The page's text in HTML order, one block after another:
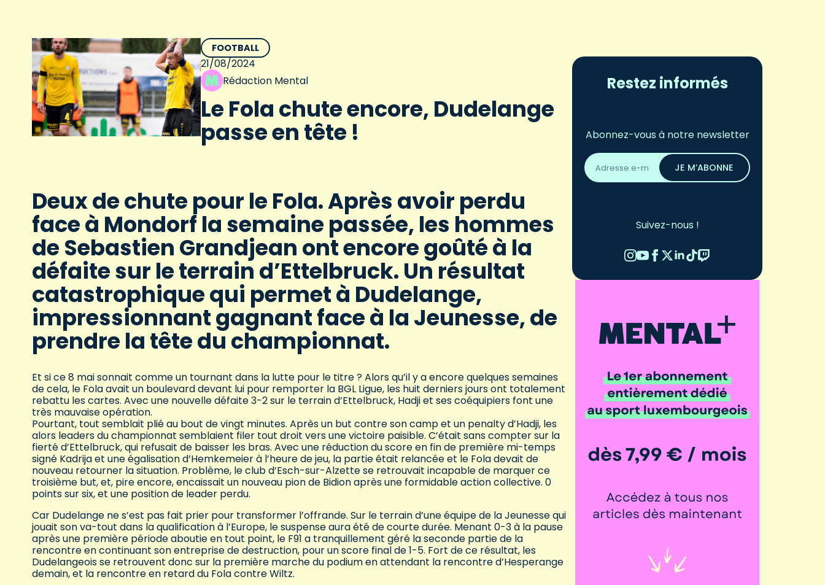
FOOTBALL
21/08/2024
Rédaction Mental
Le Fola chute encore, Dudelange
passe en tête !
Deux de chute pour le Fola. Après avoir perdu
face à Mondorf la semaine passée, les hommes
de Sebastien Grandjean ont encore goûté à la
défaite sur le terrain d’Ettelbruck. Un résultat
catastrophique qui permet à Dudelange,
impressionnant gagnant face à la Jeunesse, de
prendre la tête du championnat.
Et si ce 8 mai sonnait comme un tournant dans la lutte pour le titre ? Alors qu’il y a encore quelques semaines
de cela, le Fola avait un boulevard devant lui pour remporter la BGL Ligue, les huit derniers jours ont totalement
rebattu les cartes. Avec une nouvelle défaite 3-2 sur le terrain d’Ettelbruck, Hadji et ses coéquipiers font une
très mauvaise opération.
Pourtant, tout semblait plié au bout de vingt minutes. Après un but contre son camp et un penalty d’Hadji, les
alors leaders du championnat semblaient filer tout droit vers une victoire paisible. C’était sans compter sur la
fierté d’Ettelbruck, qui refusait de baisser les bras. Avec une réduction du score en fin de première mi-temps
signé Kadrija et une égalisation d’Hemkemeier à l’heure de jeu, la partie était relancée et le Fola devait de
nouveau retourner la situation. Problème, le club d’Esch-sur-Alzette se retrouvait incapable de marquer ce
troisième but, et, pire encore, encaissait un nouveau pion de Bidion après une formidable action collective. 0
points sur six, et une position de leader perdu.
Car Dudelange ne s’est pas fait prier pour transformer l’offrande. Sur le terrain d’une équipe de la Jeunesse qui
jouait son va-tout dans la qualification à l’Europe, le suspense aura été de courte durée. Menant 0-3 à la pause
après une première période aboutie en tout point, le F91 a tranquillement géré la seconde partie de la
rencontre en continuant son entreprise de destruction, pour un score final de 1-5. Fort de ce résultat, les
Dudelangeois se retrouvent donc sur la première marche du podium en attendant la rencontre d’Hesperange
demain, et la rencontre en retard du Fola contre Wiltz.
Restez informés
Abonnez-vous à notre newsletter
Adresse
email
*
JE M’ABONNE
Suivez-nous !